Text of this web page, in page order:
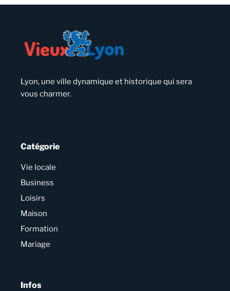
Lyon, une ville dynamique et historique qui sera
vous charmer.
Catégorie
Vie locale
Business
Loisirs
Maison
Formation
Mariage
Infos